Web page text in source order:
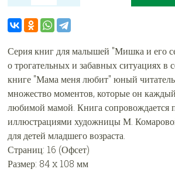
Серия книг для малышей "Мишка и его
о трогательных и забавных ситуациях в
книге "Мама меня любит" юный читатель
множество моментов, которые он
любимой мамой. Книга сопровождается
иллюстрациями художницы М.
для детей младшего возраста.
Страниц: 16 (Офсет)
Размер: 84 x 108 мм